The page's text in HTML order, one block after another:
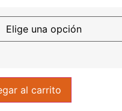
al carrito